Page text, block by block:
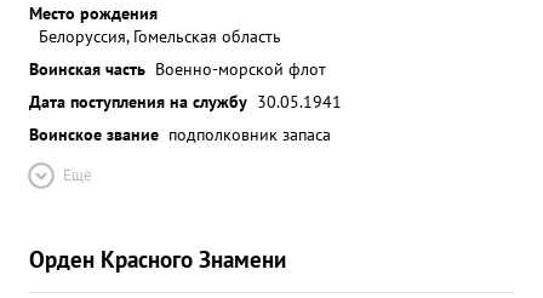
Место рождения
Белоруссия, Гомельская область
Воинская часть Военно-морской флот
Дата поступления на службу 30.05.1941
Воинское звание подполковник запаса
Ещё
Орден Красного Знамени